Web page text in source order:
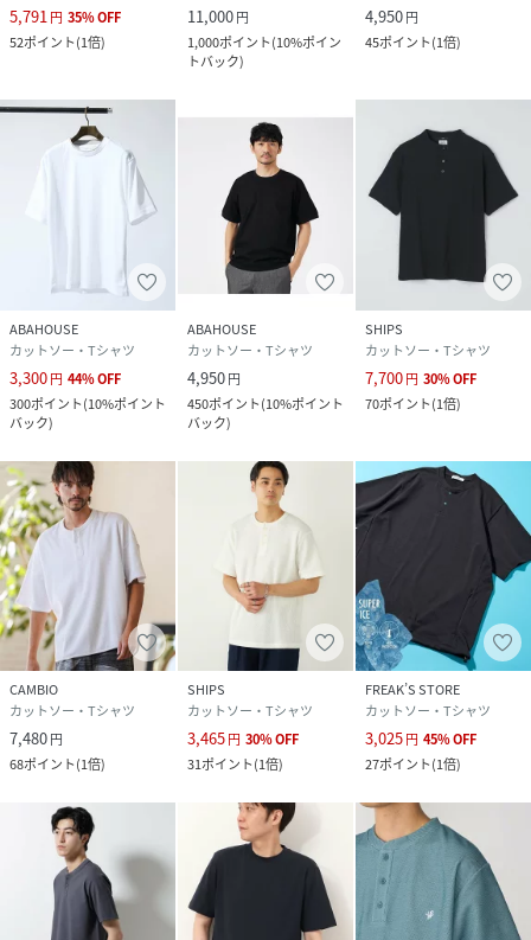
5,791円 35%OFF
52ポイント(1倍)
11,000円
1,000ポイント(10%ポイン
トバック)
4,950円
45ポイント(1倍)
ABAHOUSE
カットソー・Tシャツ
3,300円 44%OFF
300ポイント(10%ポイント
バック)
ABAHOUSE
カットソー・Tシャツ
4,950円
450ポイント(10%ポイント
バック)
SHIPS
カットソー・Tシャツ
7,700円 30%OFF
70ポイント(1倍)
CAMBIO
カットソー・Tシャツ
7,480円
68ポイント(1倍)
SHIPS
カットソー・Tシャツ
3,465円 30%OFF
31ポイント(1倍)
FREAK’S STORE
カットソー・Tシャツ
3,025円 45%OFF
27ポイント(1倍)